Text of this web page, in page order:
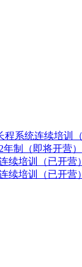
程系统连续培训
制（即将开营）
续培训（已开营）
续培训（已开营）